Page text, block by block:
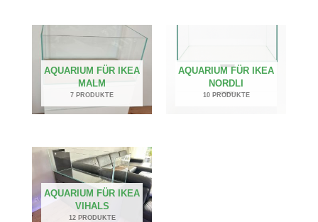
AQUARIUM FÜR IKEA
MALM
7 PRODUKTE
AQUARIUM FÜR IKEA
NORDLI
10 PRODUKTE
AQUARIUM FÜR IKEA
VIHALS
12 PRODUKTE